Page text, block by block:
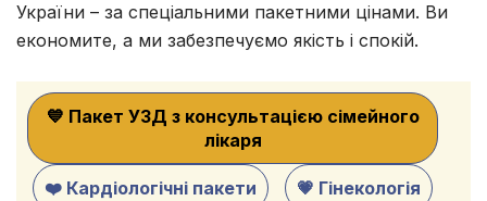
України – за спеціальними пакетними цінами. Ви
економите, а ми забезпечуємо якість і спокій.
💙 Пакет УЗД з консультацією сімейного
лікаря
❤️ Кардіологічні пакети 💗 Гінекологія